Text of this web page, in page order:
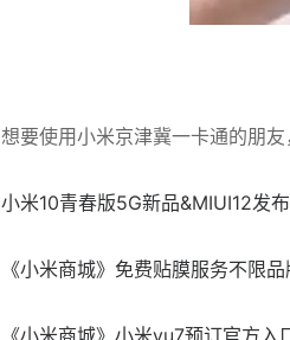
想要使用小米京津冀一卡通的朋友
小米10青春版5G新品&MIUI12发
《小米商城》免费贴膜服务不限
《小米商城》小米yu7预订官方入